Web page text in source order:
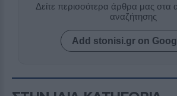
Δείτε περισσότερα άρθρα μας στα
αναζήτησης
Add stonisi.gr on